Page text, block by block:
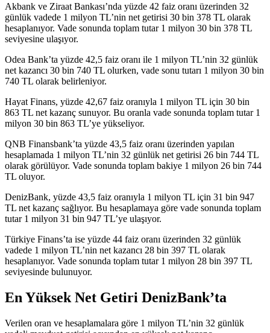
Akbank ve Ziraat Bankası’nda yüzde 42 faiz oranı üzerinden 32
günlük vadede 1 milyon TL’nin net getirisi 30 bin 378 TL olarak
hesaplanıyor. Vade sonunda toplam tutar 1 milyon 30 bin 378 TL
seviyesine ulaşıyor.
Odea Bank’ta yüzde 42,5 faiz oranı ile 1 milyon TL’nin 32 günlük
net kazancı 30 bin 740 TL olurken, vade sonu tutarı 1 milyon 30 bin
740 TL olarak belirleniyor.
Hayat Finans, yüzde 42,67 faiz oranıyla 1 milyon TL için 30 bin
863 TL net kazanç sunuyor. Bu oranla vade sonunda toplam tutar 1
milyon 30 bin 863 TL’ye yükseliyor.
QNB Finansbank’ta yüzde 43,5 faiz oranı üzerinden yapılan
hesaplamada 1 milyon TL’nin 32 günlük net getirisi 26 bin 744 TL
olarak görülüyor. Vade sonunda toplam bakiye 1 milyon 26 bin 744
TL oluyor.
DenizBank, yüzde 43,5 faiz oranıyla 1 milyon TL için 31 bin 947
TL net kazanç sağlıyor. Bu hesaplamaya göre vade sonunda toplam
tutar 1 milyon 31 bin 947 TL’ye ulaşıyor.
Türkiye Finans’ta ise yüzde 44 faiz oranı üzerinden 32 günlük
vadede 1 milyon TL’nin net kazancı 28 bin 397 TL olarak
hesaplanıyor. Vade sonunda toplam tutar 1 milyon 28 bin 397 TL
seviyesinde bulunuyor.
En Yüksek Net Getiri DenizBank’ta
Verilen oran ve hesaplamalara göre 1 milyon TL’nin 32 günlük